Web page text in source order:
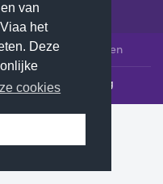
van
het
Deze
cookies
voorbehouden
Privacyverklaring